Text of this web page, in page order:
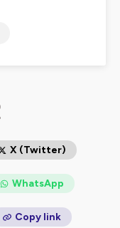
de
et de
X (Twitter)
WhatsApp
Copy link